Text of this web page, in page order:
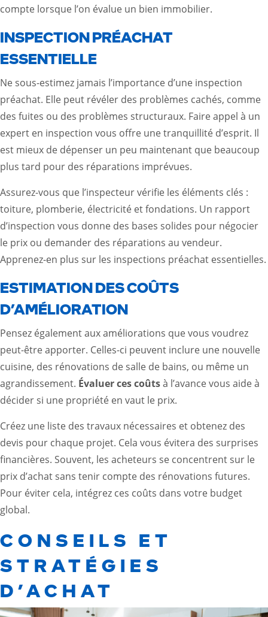
compte lorsque l’on évalue un bien immobilier.
INSPECTION PRÉACHAT
ESSENTIELLE
Ne sous-estimez jamais l’importance d’une inspection
préachat. Elle peut révéler des problèmes cachés, comme
des fuites ou des problèmes structuraux. Faire appel à un
expert en inspection vous offre une tranquillité d’esprit. Il
est mieux de dépenser un peu maintenant que beaucoup
plus tard pour des réparations imprévues.
Assurez-vous que l’inspecteur vérifie les éléments clés :
toiture, plomberie, électricité et fondations. Un rapport
d’inspection vous donne des bases solides pour négocier
le prix ou demander des réparations au vendeur.
Apprenez-en plus sur les inspections préachat essentielles.
ESTIMATION DES COÛTS
D’AMÉLIORATION
Pensez également aux améliorations que vous voudrez
peut-être apporter. Celles-ci peuvent inclure une nouvelle
cuisine, des rénovations de salle de bains, ou même un
agrandissement. Évaluer ces coûtsà l’avance vous aide à
décider si une propriété en vaut le prix.
Créez une liste des travaux nécessaires et obtenez des
devis pour chaque projet. Cela vous évitera des surprises
financières. Souvent, les acheteurs se concentrent sur le
prix d’achat sans tenir compte des rénovations futures.
Pour éviter cela, intégrez ces coûts dans votre budget
global.
CONSEILS ET
STRATÉGIES
D’ACHAT